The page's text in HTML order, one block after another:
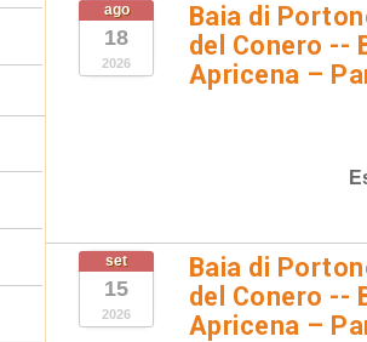
ago
18
2026
Baia di
del Conero --
Apricena –
set
15
2026
Baia di
del Conero --
Apricena –